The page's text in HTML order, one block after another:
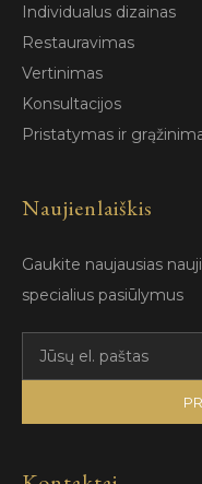
Individualus dizainas
Restauravimas
Vertinimas
Konsultacijos
Pristatymas ir
Naujienlaiškis
Gaukite naujausias
specialius pasiūlymus